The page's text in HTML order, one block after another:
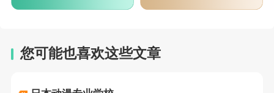
超车
您可能也喜欢这些文章